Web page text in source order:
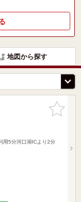
地図から探す
お気に入
りに追加
用5分河口湖ICより2分